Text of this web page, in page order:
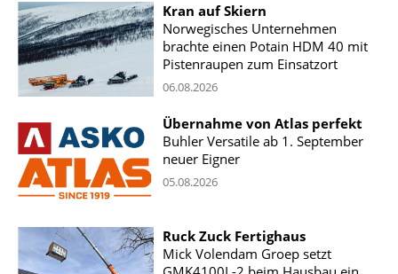
Kran auf Skiern
Norwegisches Unternehmen
brachte einen Potain HDM 40 mit
Pistenraupen zum Einsatzort
06.08.2026
Übernahme von Atlas perfekt
Buhler Versatile ab 1. September
neuer Eigner
05.08.2026
Ruck Zuck Fertighaus
Mick Volendam Groep setzt